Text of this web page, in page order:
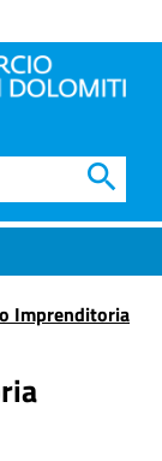
search
Imprenditoria